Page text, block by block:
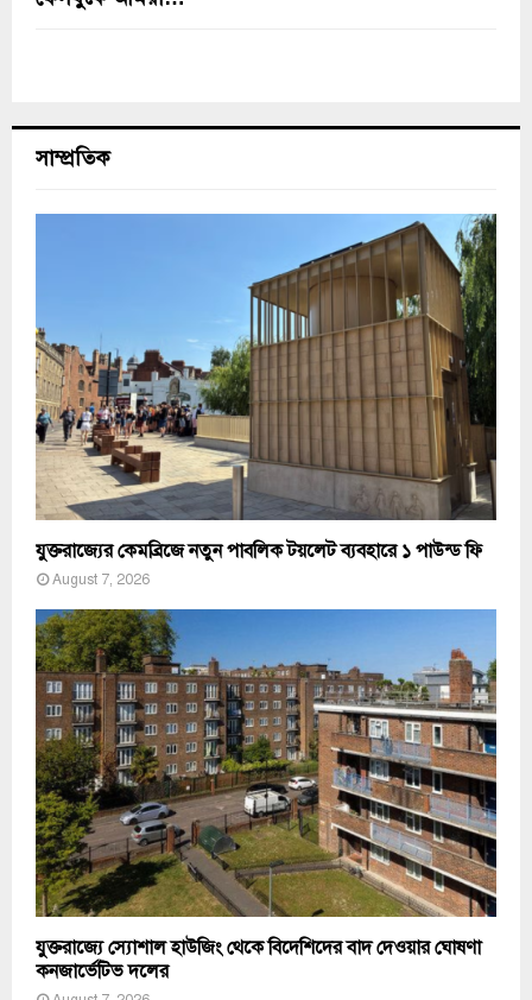
সাম্প্রতিক
যুক্তরাজ্যের কেমব্রিজে নতুন পাবলিক টয়লেট ব্যবহারে ১ পাউন্ড ফি
August 7, 2026
যুক্তরাজ্যে স্যোশাল হাউজিং থেকে বিদেশিদের বাদ দেওয়ার ঘোষণা
কনজার্ভেটিভ দলের